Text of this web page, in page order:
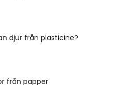
djur från plasticine?
från papper